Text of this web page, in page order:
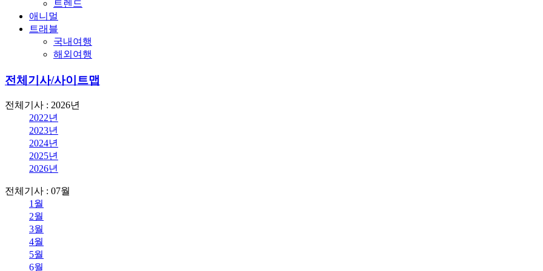
트렌드
애니멀
트래블
국내여행
해외여행
전체기사/사이트맵
전체기사 : 2026년
2022년
2023년
2024년
2025년
2026년
전체기사 : 07월
1월
2월
3월
4월
5월
6월